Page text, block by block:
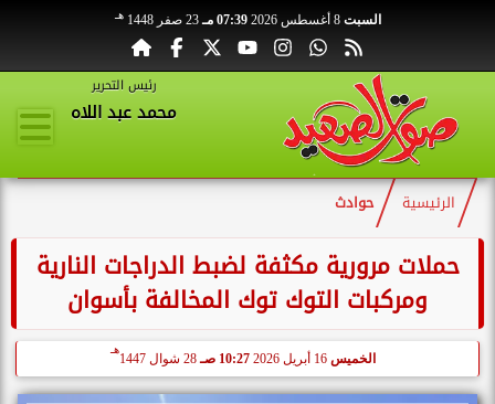
السبت 8 أغسطس 2026 07:39 مـ 23 صفر 1448 هـ
رئيس التحرير
محمد عبد اللاه
الرئيسية حوادث
حملات مرورية مكثفة لضبط الدراجات النارية
ومركبات التوك توك المخالفة بأسوان
الخميس 10:27 صـ 28 شوال 1447
هـ